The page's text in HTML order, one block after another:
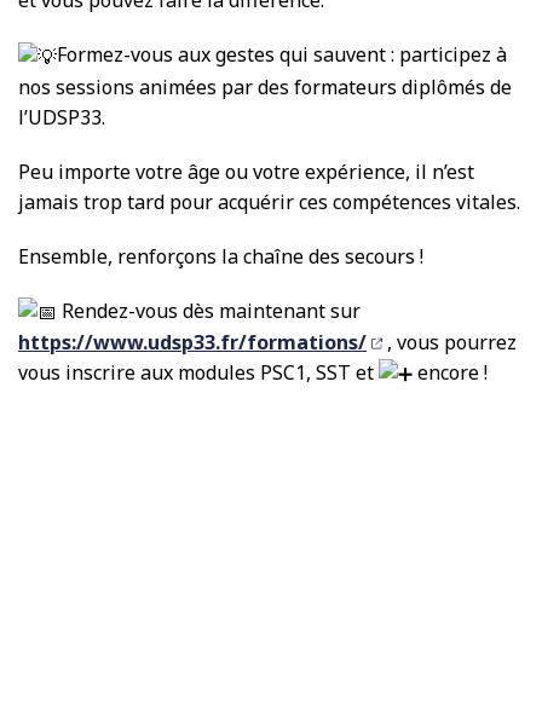
Formez-vous aux gestes qui sauvent : participez à
nos sessions animées par des formateurs diplômés de
l’UDSP33.
Peu importe votre âge ou votre expérience, il n’est
jamais trop tard pour acquérir ces compétences vitales.
Ensemble, renforçons la chaîne des secours !
Rendez-vous dès maintenant sur
https://www.udsp33.fr/formations/ , vous pourrez
vous inscrire aux modules PSC1, SST et
encore !